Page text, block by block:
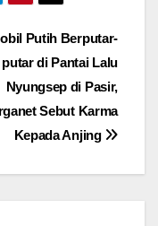
Putih Berputar-
putar di Pantai Lalu
Nyungsep di Pasir,
Sebut Karma
Kepada Anjing